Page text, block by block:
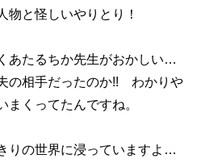
物と怪しいやりとり！
あたるちか先生がおかしい…
夫の相手だったのか!! わかり
まくってたんですね。
りの世界に浸っていますよ…